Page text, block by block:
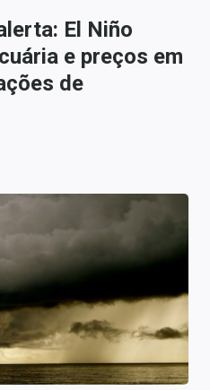
El Niño
e preços em
de